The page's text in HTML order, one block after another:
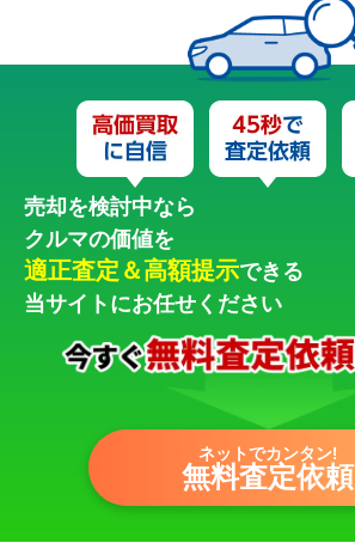
売却を検討中なら
クルマの価値を
適正査定＆高額提示できる
当サイトにお任せください
ネットでカンタン!
無料査定依頼